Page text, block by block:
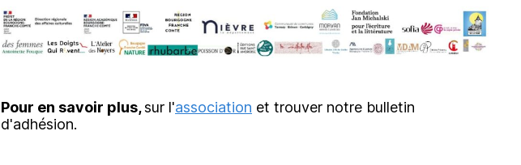
Pour en savoir plus,sur l'association et trouver notre bulletin
d'adhésion.